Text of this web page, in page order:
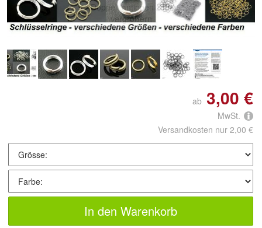
Doppelt antippen zum
vergrößern
ab 3,00 €
MwSt.
Versandkosten nur 2,00 €
In den Warenkorb